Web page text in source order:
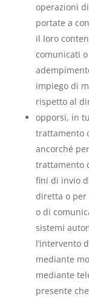
operazioni
portate a
il loro
comunicati
impiego di
rispetto al
opporsi, in
trattamento
ancorché
trattamento
fini di invio
diretta o per
o di
sistemi
l’intervento
mediante
mediante
presente